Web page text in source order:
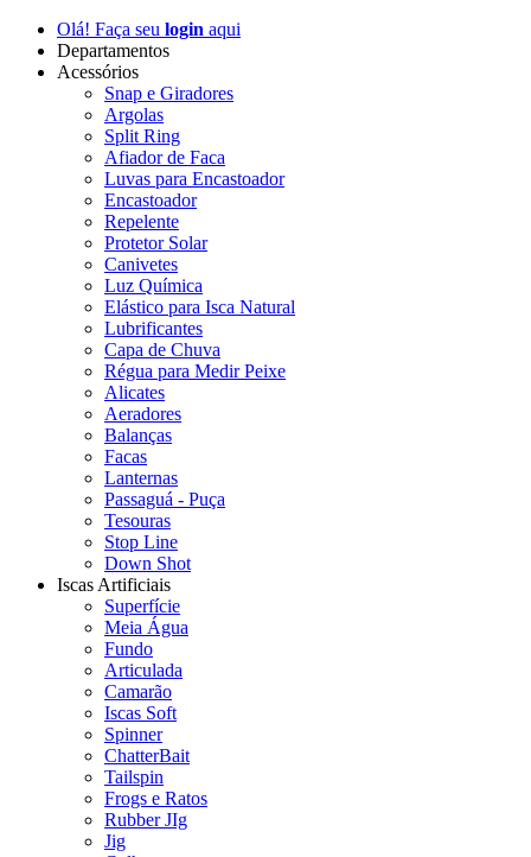
Olá! Faça seu login aqui
Departamentos
Acessórios
Snap e Giradores
Argolas
Split Ring
Afiador de Faca
Luvas para Encastoador
Encastoador
Repelente
Protetor Solar
Canivetes
Luz Química
Elástico para Isca Natural
Lubrificantes
Capa de Chuva
Régua para Medir Peixe
Alicates
Aeradores
Balanças
Facas
Lanternas
Passaguá - Puça
Tesouras
Stop Line
Down Shot
Iscas Artificiais
Superfície
Meia Água
Fundo
Articulada
Camarão
Iscas Soft
Spinner
ChatterBait
Tailspin
Frogs e Ratos
Rubber JIg
Jig